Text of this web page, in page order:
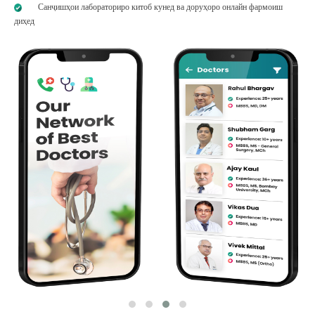
Санҷишҳои лабораториро китоб кунед ва доруҳоро онлайн фармоиш
диҳед